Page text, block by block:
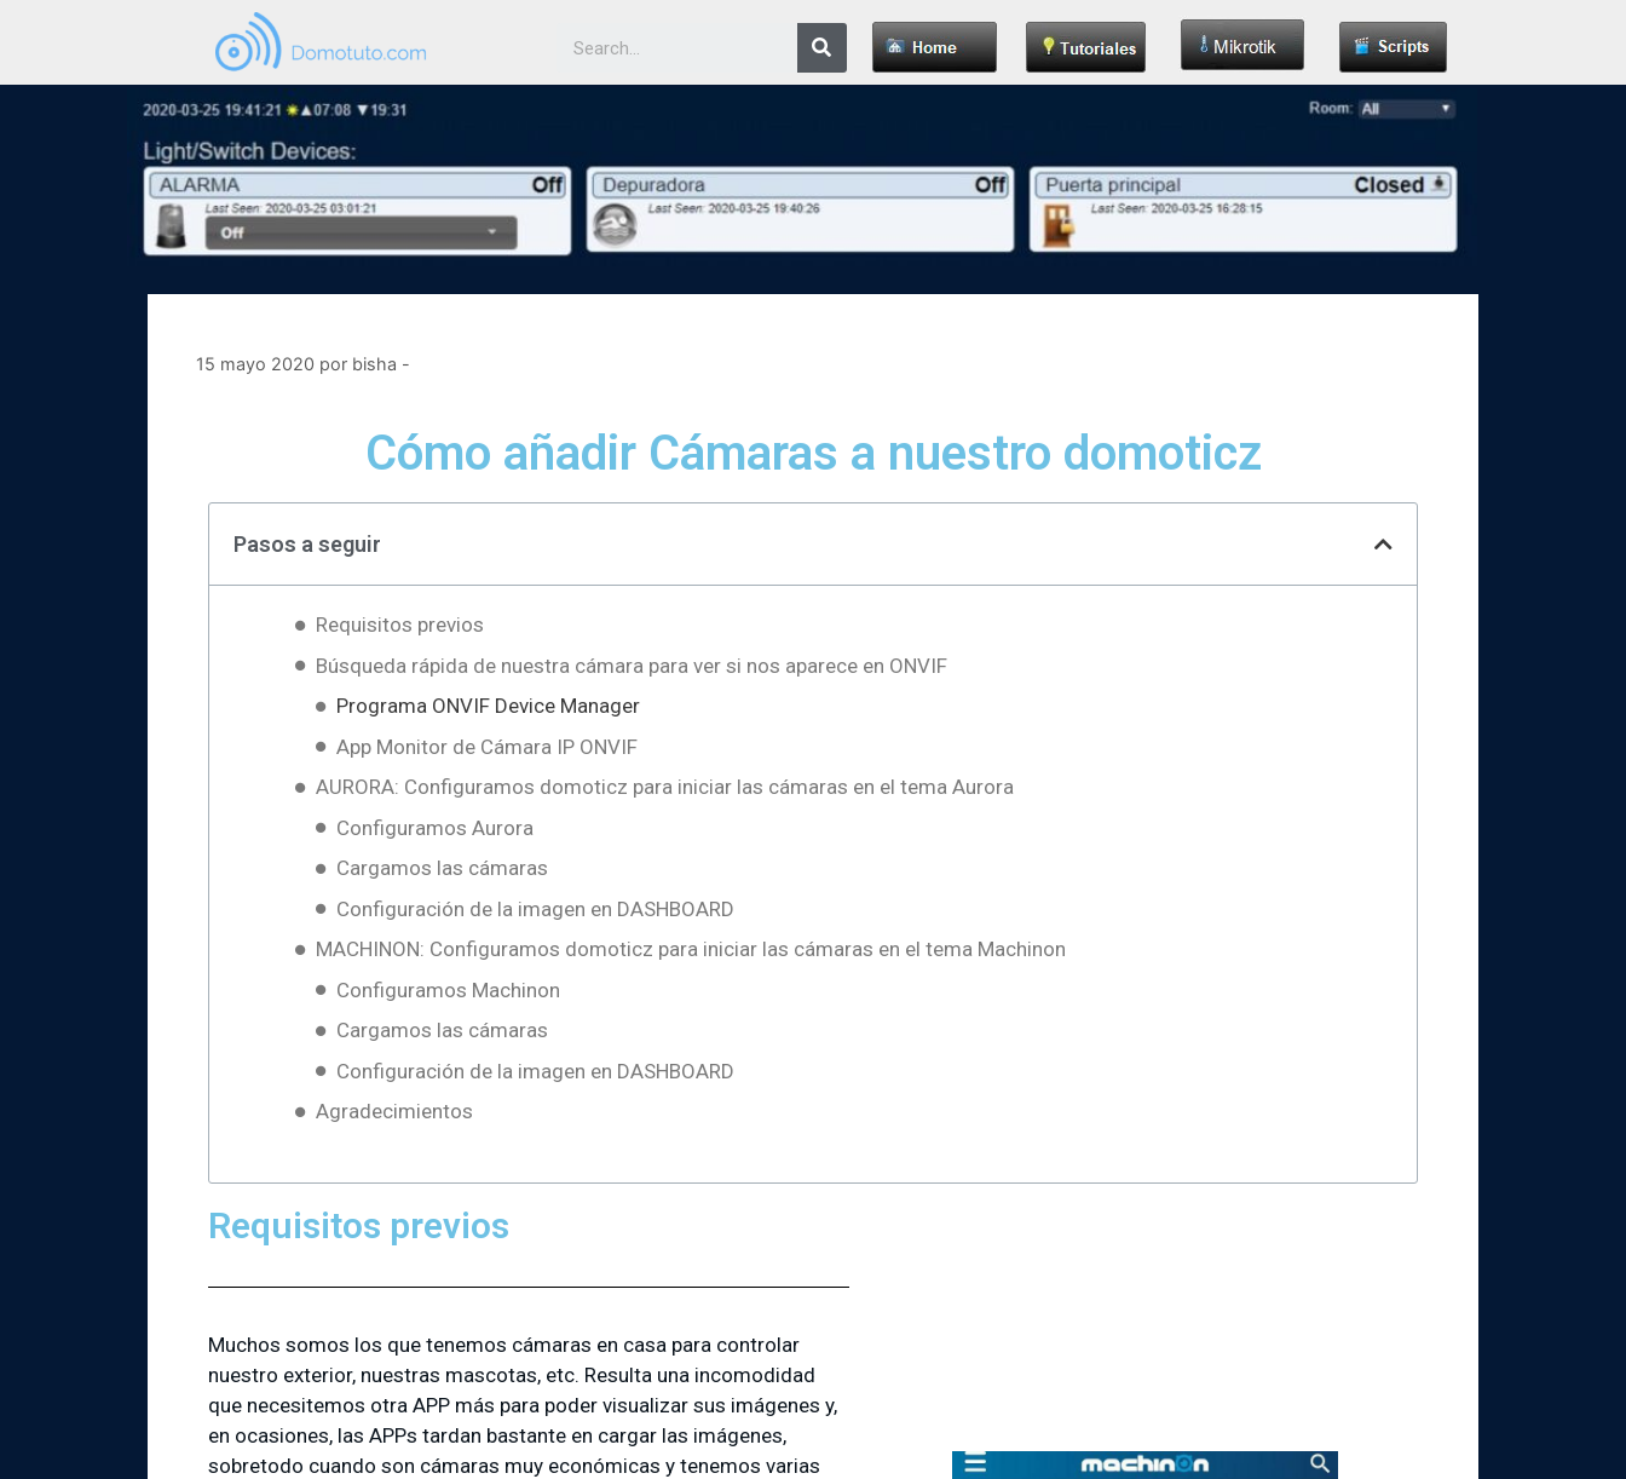
15 mayo 2020 por bisha -
Cómo añadir Cámaras a nuestro domoticz
Pasos a seguir
Requisitos previos
Búsqueda rápida de nuestra cámara para ver si nos aparece en ONVIF
Programa ONVIF Device Manager
App Monitor de Cámara IP ONVIF
AURORA: Configuramos domoticz para iniciar las cámaras en el tema Aurora
Configuramos Aurora
Cargamos las cámaras
Configuración de la imagen en DASHBOARD
MACHINON: Configuramos domoticz para iniciar las cámaras en el tema Machinon
Configuramos Machinon
Cargamos las cámaras
Configuración de la imagen en DASHBOARD
Agradecimientos
Requisitos previos
Muchos somos los que tenemos cámaras en casa para controlar
nuestro exterior, nuestras mascotas, etc. Resulta una incomodidad
que necesitemos otra APP más para poder visualizar sus imágenes y,
en ocasiones, las APPs tardan bastante en cargar las imágenes,
sobretodo cuando son cámaras muy económicas y tenemos varias